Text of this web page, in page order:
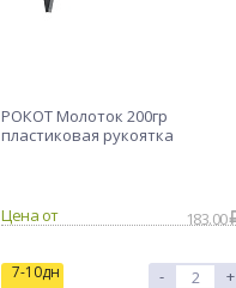
РОКОТ Молоток 200гр
пластиковая рукоятка
Цена от 183.00
7-10дн - +